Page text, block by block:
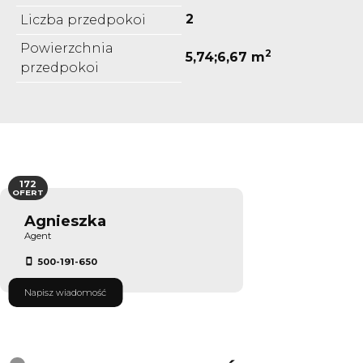
Liczba przedpokoi
2
Powierzchnia
przedpokoi
5,74;6,67 m2
Agnieszka
Agent
500-191-650
Napisz wiadomość
172
OFERT